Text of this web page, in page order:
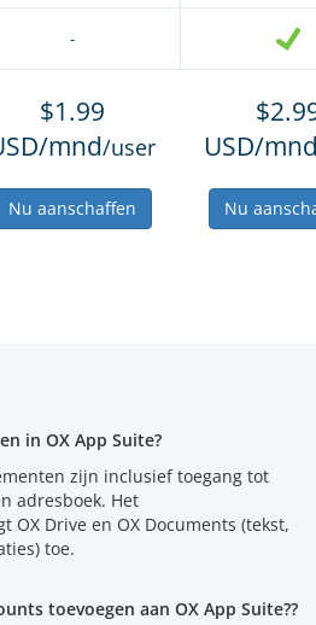
-
$1.99
mnd/user
Nu aanschaffen
USD/
Nu
in OX App Suite?
zijn inclusief toegang tot
adresboek. Het
OX Drive en OX Documents (tekst,
toe.
toevoegen aan OX App Suite??